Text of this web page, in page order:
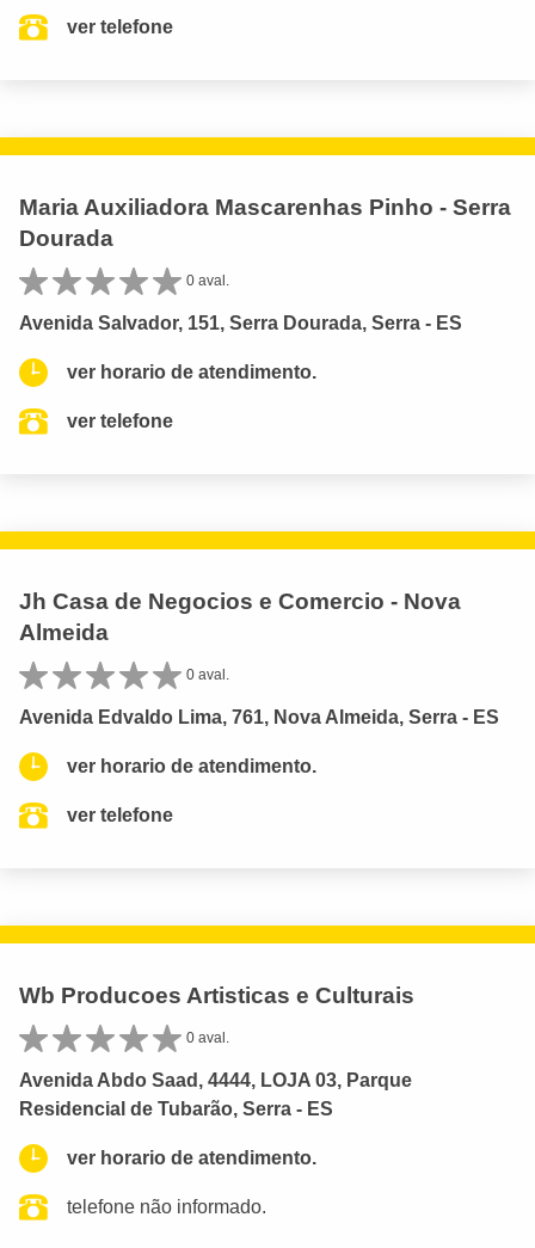
ver telefone
Maria Auxiliadora Mascarenhas Pinho - Serra
Dourada
0 aval.
Avenida Salvador, 151, Serra Dourada, Serra - ES
ver horario de atendimento.
ver telefone
Jh Casa de Negocios e Comercio - Nova
Almeida
0 aval.
Avenida Edvaldo Lima, 761, Nova Almeida, Serra - ES
ver horario de atendimento.
ver telefone
Wb Producoes Artisticas e Culturais
0 aval.
Avenida Abdo Saad, 4444, LOJA 03, Parque
Residencial de Tubarão, Serra - ES
ver horario de atendimento.
telefone não informado.